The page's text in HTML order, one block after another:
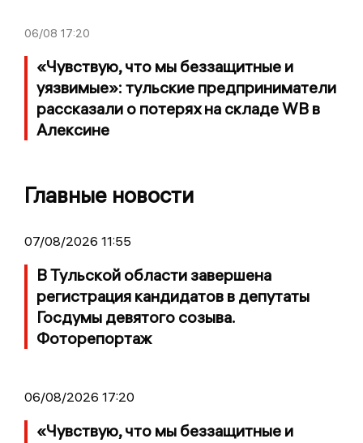
06/08 17:20
«Чувствую, что мы беззащитные и
уязвимые»: тульские предприниматели
рассказали о потерях на складе WB в
Алексине
Главные новости
07/08/2026 11:55
В Тульской области завершена
регистрация кандидатов в депутаты
Госдумы девятого созыва.
Фоторепортаж
06/08/2026 17:20
«Чувствую, что мы беззащитные и